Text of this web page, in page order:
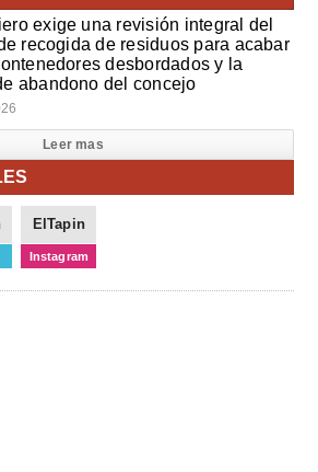
exige una revisión integral del
recogida de residuos para acabar
desbordados y la
abandono del concejo
Leer mas
ElTapin
Instagram